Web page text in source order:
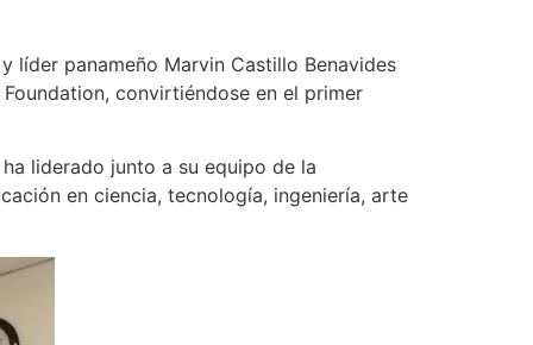
líder panameño Marvin Castillo Benavides
convirtiéndose en el primer
liderado junto a su equipo de la
en ciencia, tecnología, ingeniería, arte